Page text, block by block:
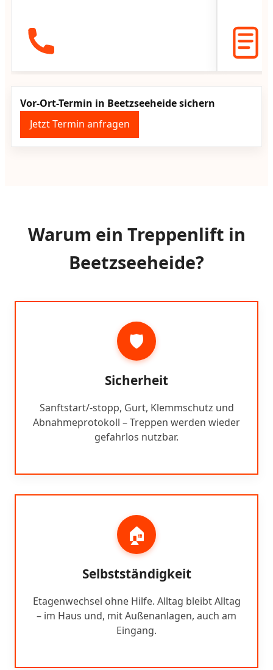
Vor-Ort-Termin in Beetzseeheide sichern
Jetzt Termin anfragen
Warum ein Treppenlift in
Beetzseeheide?
🛡️
Sicherheit
Sanftstart/-stopp, Gurt, Klemmschutz und
Abnahmeprotokoll – Treppen werden wieder
gefahrlos nutzbar.
🏠
Selbstständigkeit
Etagenwechsel ohne Hilfe. Alltag bleibt Alltag
– im Haus und, mit Außenanlagen, auch am
Eingang.